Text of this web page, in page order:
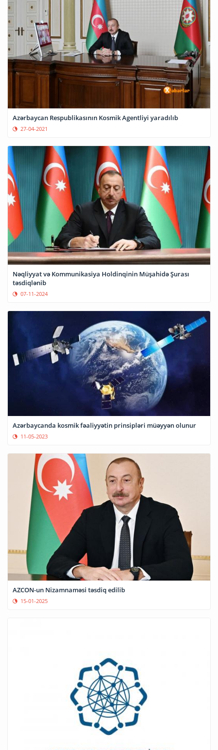
Azərbaycan Respublikasının Kosmik Agentliyi yaradılıb
27-04-2021
Nəqliyyat və Kommunikasiya Holdinqinin Müşahidə Şurası
təsdiqlənib
07-11-2024
Azərbaycanda kosmik fəaliyyətin prinsipləri müəyyən olunur
11-05-2023
AZCON-un Nizamnaməsi təsdiq edilib
15-01-2025